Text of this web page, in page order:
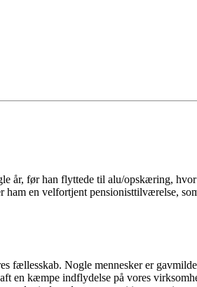
før han flyttede til alu/opskæring,
en velfortjent pensionisttilværelse,
Nogle mennesker er
en kæmpe indflydelse på vores